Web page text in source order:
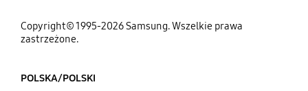
Copyright© 1995-2026 Samsung. Wszelkie prawa
zastrzeżone.
POLSKA/POLSKI